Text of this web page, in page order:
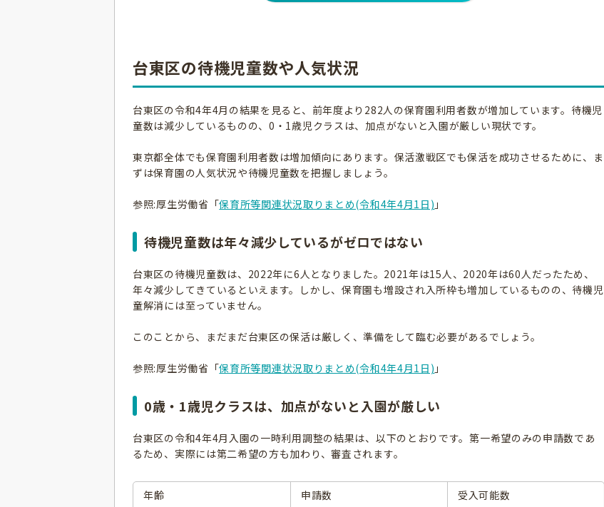
台東区の待機児童数や人気状況
台東区の令和4年4月の結果を見ると、前年度より282人の保育園利用者数が増加しています。待機児
童数は減少しているものの、0・1歳児クラスは、加点がないと入園が厳しい現状です。
東京都全体でも保育園利用者数は増加傾向にあります。保活激戦区でも保活を成功させるために、ま
ずは保育園の人気状況や待機児童数を把握しましょう。
参照:厚生労働省「保育所等関連状況取りまとめ(令和4年4月1日) 」
待機児童数は年々減少しているがゼロではない
台東区の待機児童数は、2022年に6人となりました。2021年は15人、2020年は60人だったため、
年々減少してきているといえます。しかし、保育園も増設され入所枠も増加しているものの、待機児
童解消には至っていません。
このことから、まだまだ台東区の保活は厳しく、準備をして臨む必要があるでしょう。
参照:厚生労働省「保育所等関連状況取りまとめ(令和4年4月1日) 」
0歳・1歳児クラスは、加点がないと入園が厳しい
台東区の令和4年4月入園の一時利用調整の結果は、以下のとおりです。第一希望のみの申請数であ
るため、実際には第二希望の方も加わり、審査されます。
年齢 申請数
受入可能数